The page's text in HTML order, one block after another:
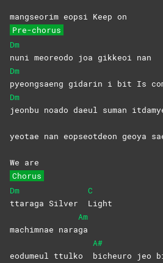
mangseorim eopsi Keep on
Pre-chorus
Dm
nuni meoreodo joa gikkeoi nan
Dm
pyeongsaeng gidarin i bit Is
Dm
jeonbu noado daeul suman
yeotae nan eopseotdeon geoya
We are
Chorus
Dm
ttaraga Silver
C
Light
machimnae nara
Am
ga
eodumeul ttulko
A#
bicheuro jeo